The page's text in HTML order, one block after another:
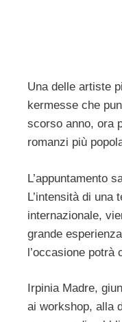
Una delle artiste
kermesse che
scorso anno, ora
romanzi più
L’appuntamento
L’intensità di
internazionale,
grande
l’occasione potrà
Irpinia Madre,
ai workshop, alla